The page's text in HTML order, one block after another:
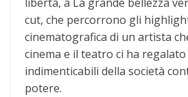
cut, che percorrono gli
cinematografica di un artista
cinema e il teatro ci ha
indimenticabili della società
potere.